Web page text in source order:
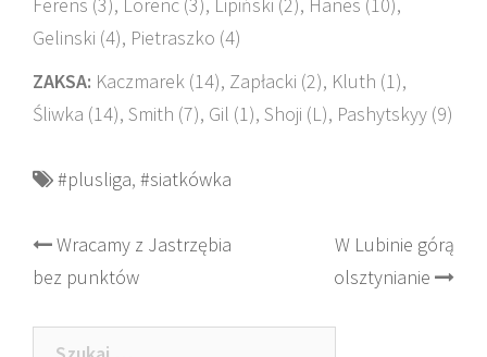
Gelinski (4), Pietraszko (4)
ZAKSA: Kaczmarek (14), Zapłacki (2), Kluth (1),
Śliwka (14), Smith (7), Gil (1), Shoji (L), Pashytskyy (9)
#plusliga, #siatkówka
Post
navigation
Wracamy z Jastrzębia
bez punktów
W Lubinie górą
olsztynianie
Szukaj: